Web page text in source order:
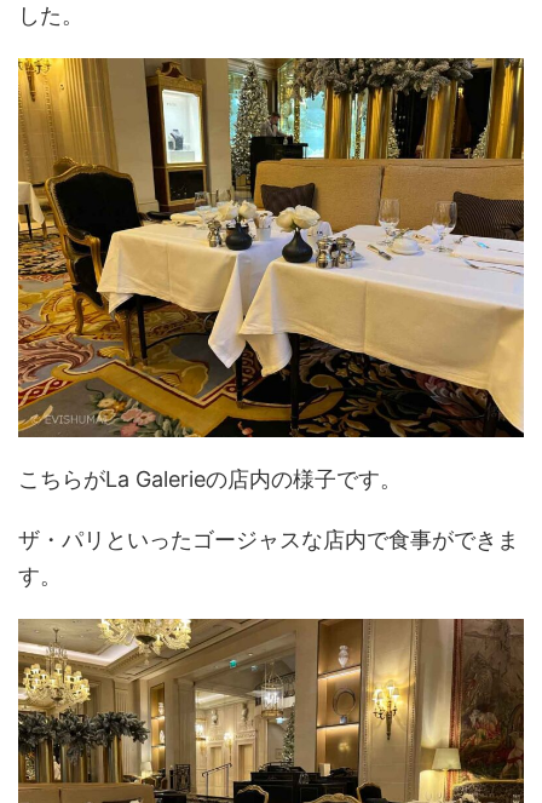
した。
こちらがLa Galerieの店内の様子です。
ザ・パリといったゴージャスな店内で食事ができま
す。